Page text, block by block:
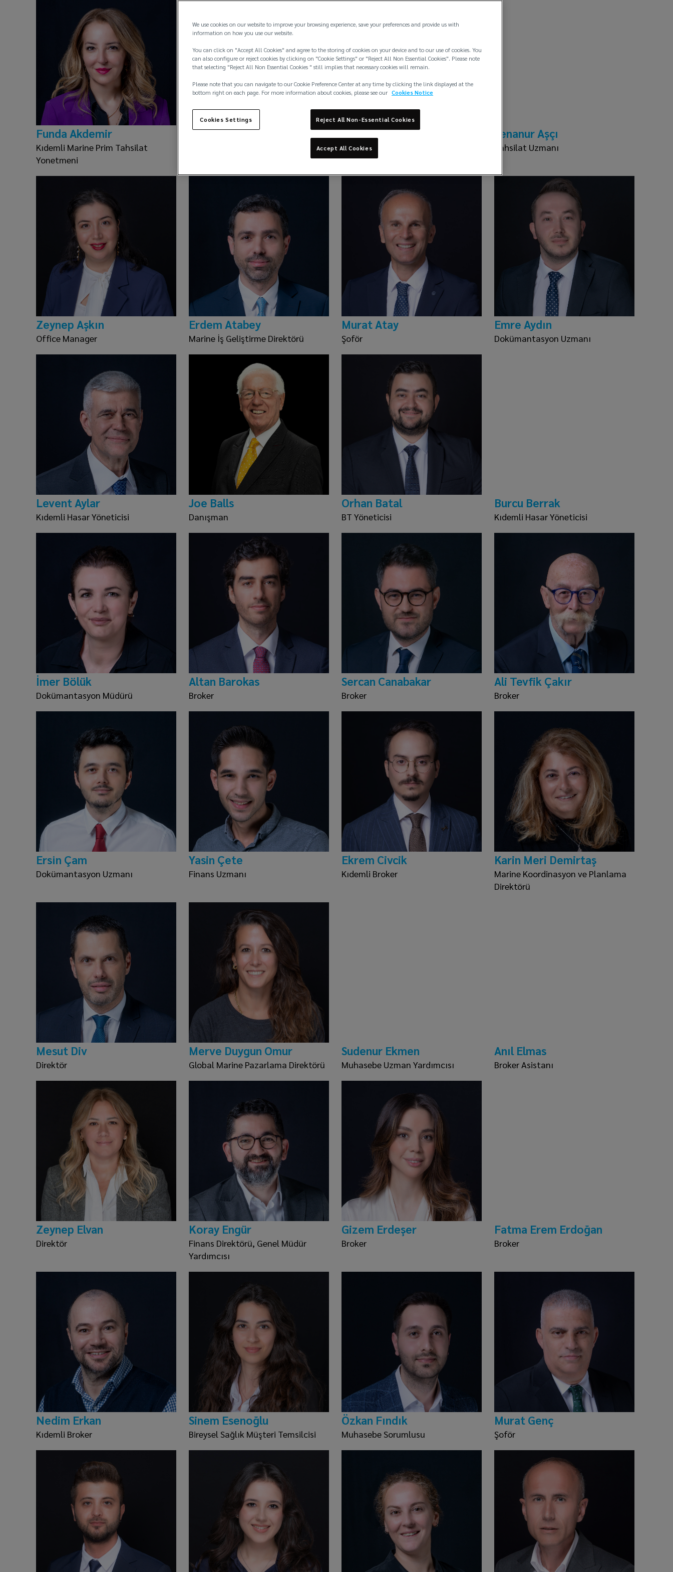
Funda Akdemir
Kıdemli Marine Prim Tahsilat
Yonetmeni
Yasemin Akıncı
Operasyon ve Raporlama Müdürü
Ebru Arslan
Mutabakat Yönetmeni
Senanur Aşçı
Tahsilat Uzmanı
Zeynep Aşkın
Office Manager
Erdem Atabey
Marine İş Geliştirme Direktörü
Murat Atay
Şoför
Emre Aydın
Dokümantasyon Uzmanı
Levent Aylar
Kıdemli Hasar Yöneticisi
Joe Balls
Danışman
Orhan Batal
BT Yöneticisi
Burcu Berrak
Kıdemli Hasar Yöneticisi
İmer Bölük
Dokümantasyon Müdürü
Altan Barokas
Broker
Sercan Canabakar
Broker
Ali Tevfik Çakır
Broker
Ersi̇n Çam
Dokümantasyon Uzmanı
Yasin Çete
Finans Uzmanı
Ekrem Civcik
Kıdemli Broker
Karin Meri Demirtaş
Marine Koordinasyon ve Planlama
Direktörü
Mesut Div
Direktör
Merve Duygun Omur
Global Marine Pazarlama Direktörü
Sudenur Ekmen
Muhasebe Uzman Yardımcısı
Anıl Elmas
Broker Asistanı
Zeynep Elvan
Direktör
Koray Engür
Finans Direktörü, Genel Müdür
Yardımcısı
Gizem Erdeşer
Broker
Fatma Erem Erdoğan
Broker
Nedim Erkan
Kıdemli Broker
Sinem Esenoğlu
Bireysel Sağlık Müşteri Temsilcisi
Özkan Fındık
Muhasebe Sorumlusu
Murat Genç
Şoför
We use cookies on our website to improve your browsing experience, save your preferences and provide us with
information on how you use our website.
You can click on "Accept All Cookies" and agree to the storing of cookies on your device and to our use of cookies. You
can also configure or reject cookies by clicking on "Cookie Settings" or "Reject All Non Essential Cookies". Please note
that selecting "Reject All Non Essential Cookies " still implies that necessary cookies will remain.
Please note that you can navigate to our Cookie Preference Center at any time by clicking the link displayed at the
bottom right on each page. For more information about cookies, please see our Cookies Notice
Cookies Settings Reject All Non-Essential Cookies
Accept All Cookies